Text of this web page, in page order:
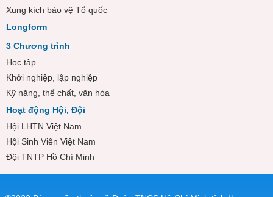
Xung kích bảo vệ Tổ quốc
Longform
3 Chương trình
Học tập
Khởi nghiệp, lập nghiệp
Kỹ năng, thể chất, văn hóa
Hoạt động Hội, Đội
Hội LHTN Việt Nam
Hội Sinh Viên Việt Nam
Đội TNTP Hồ Chí Minh